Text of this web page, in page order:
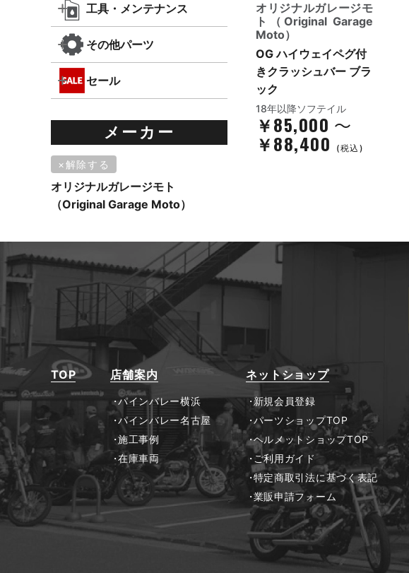
工具・メンテナンス
その他パーツ
セール
メーカー
解除する
オリジナルガレージモト
（Original Garage Moto）
オリジナルガレージモ
ト（Original Garage
Moto）
OG ハイウェイペグ付
きクラッシュバー ブラ
ック
18年以降ソフテイル
￥85,000 ～
￥88,400 (税込)
TOP 店舗案内
パインバレー横浜
パインバレー名古屋
施工事例
在庫車両
ネットショップ
新規会員登録
パーツショップTOP
ヘルメットショップTOP
ご利用ガイド
特定商取引法に基づく表記
業販申請フォーム